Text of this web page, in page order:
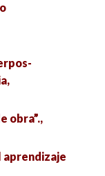
obra”.,
aprendizaje